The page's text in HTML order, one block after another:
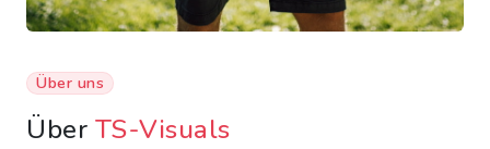
Über uns
Über TS-Visuals